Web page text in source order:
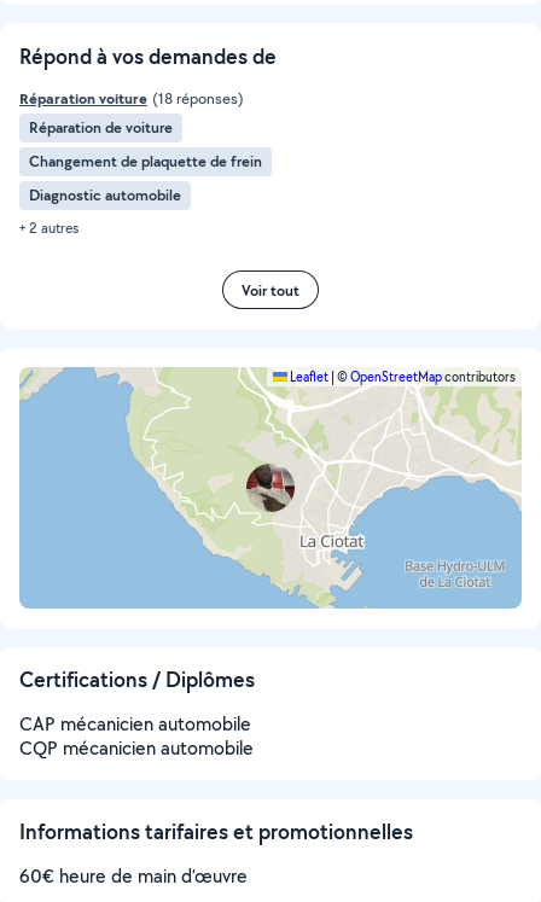
Répond à vos demandes de
Réparation voiture (18 réponses)
Réparation de voiture
Changement de plaquette de frein
Diagnostic automobile
+ 2 autres
Voir tout
Leaflet ©OpenStreetMapcontributors
Certifications / Diplômes
CAP mécanicien automobile
CQP mécanicien automobile
Informations tarifaires et promotionnelles
60€ heure de main d’œuvre